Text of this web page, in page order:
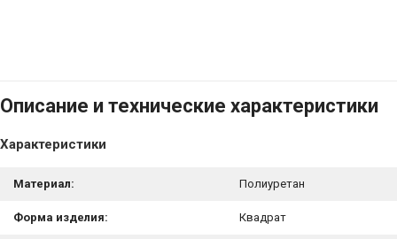
Описание и технические характеристики
Характеристики
Материал: Полиуретан
Форма изделия: Квадрат